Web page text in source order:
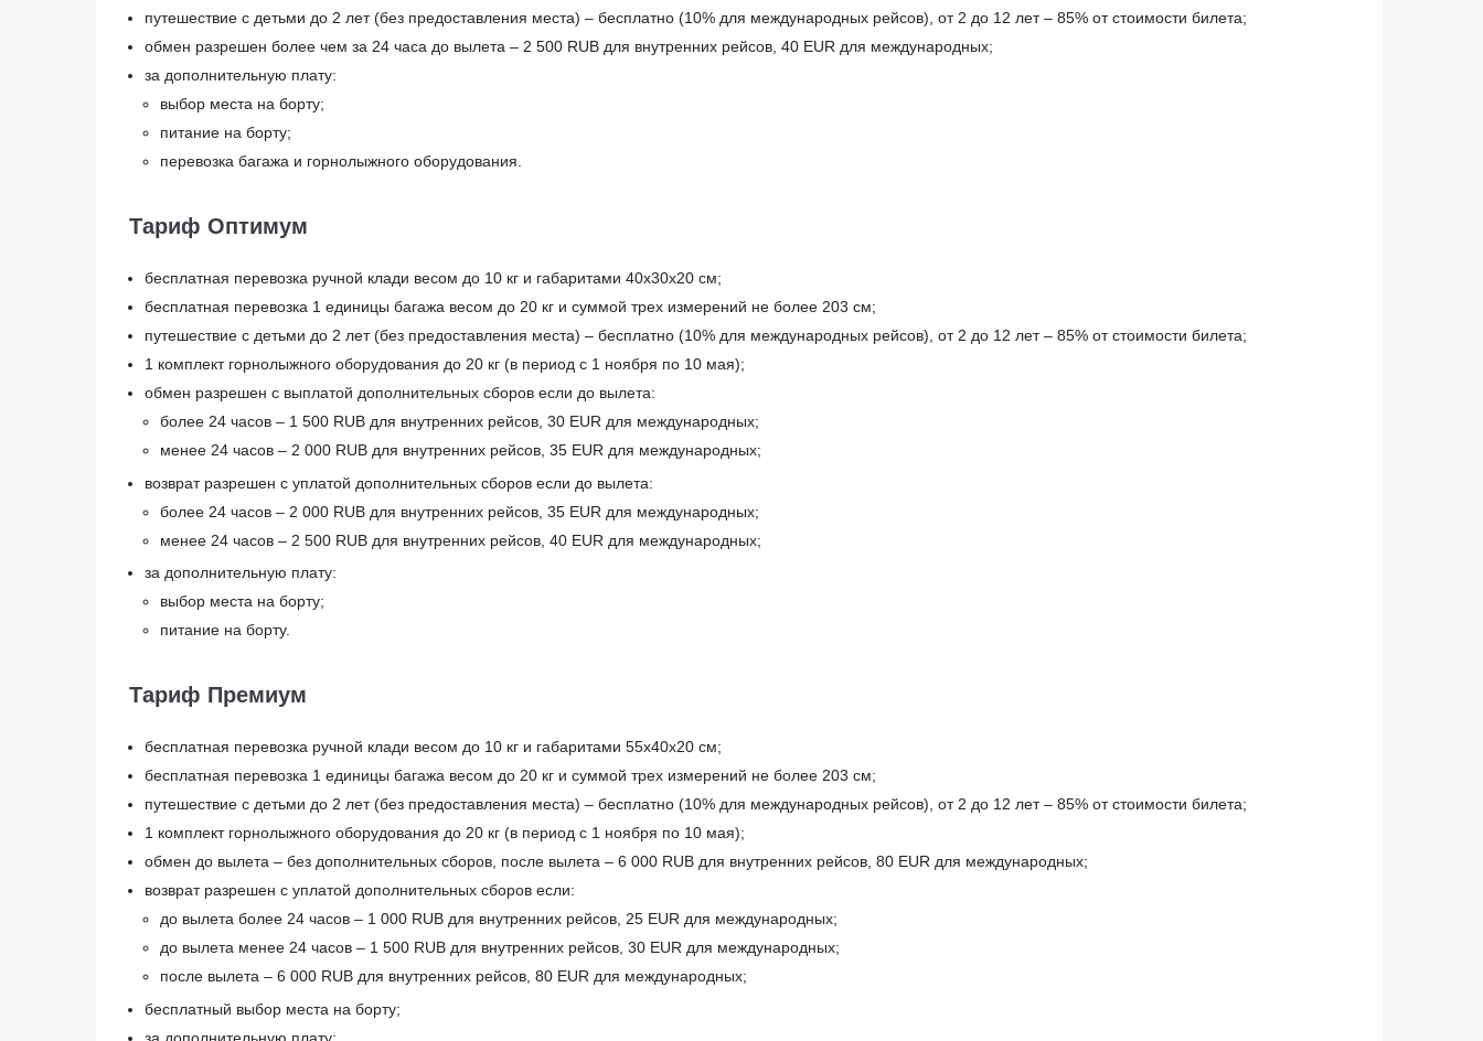
путешествие с детьми до 2 лет (без предоставления места) – бесплатно (10% для международных рейсов), от 2 до 12 лет – 85% от стоимости билета;
обмен разрешен более чем за 24 часа до вылета – 2 500 RUB для внутренних рейсов, 40 EUR для международных;
за дополнительную плату:
выбор места на борту;
питание на борту;
перевозка багажа и горнолыжного оборудования.
Тариф Оптимум
бесплатная перевозка ручной клади весом до 10 кг и габаритами 40х30х20 см;
бесплатная перевозка 1 единицы багажа весом до 20 кг и суммой трех измерений не более 203 см;
путешествие с детьми до 2 лет (без предоставления места) – бесплатно (10% для международных рейсов), от 2 до 12 лет – 85% от стоимости билета;
1 комплект горнолыжного оборудования до 20 кг (в период с 1 ноября по 10 мая);
обмен разрешен с выплатой дополнительных сборов если до вылета:
более 24 часов – 1 500 RUB для внутренних рейсов, 30 EUR для международных;
менее 24 часов – 2 000 RUB для внутренних рейсов, 35 EUR для международных;
возврат разрешен с уплатой дополнительных сборов если до вылета:
более 24 часов – 2 000 RUB для внутренних рейсов, 35 EUR для международных;
менее 24 часов – 2 500 RUB для внутренних рейсов, 40 EUR для международных;
за дополнительную плату:
выбор места на борту;
питание на борту.
Тариф Премиум
бесплатная перевозка ручной клади весом до 10 кг и габаритами 55х40х20 см;
бесплатная перевозка 1 единицы багажа весом до 20 кг и суммой трех измерений не более 203 см;
путешествие с детьми до 2 лет (без предоставления места) – бесплатно (10% для международных рейсов), от 2 до 12 лет – 85% от стоимости билета;
1 комплект горнолыжного оборудования до 20 кг (в период с 1 ноября по 10 мая);
обмен до вылета – без дополнительных сборов, после вылета – 6 000 RUB для внутренних рейсов, 80 EUR для международных;
возврат разрешен с уплатой дополнительных сборов если:
до вылета более 24 часов – 1 000 RUB для внутренних рейсов, 25 EUR для международных;
до вылета менее 24 часов – 1 500 RUB для внутренних рейсов, 30 EUR для международных;
после вылета – 6 000 RUB для внутренних рейсов, 80 EUR для международных;
бесплатный выбор места на борту;
за дополнительную плату: